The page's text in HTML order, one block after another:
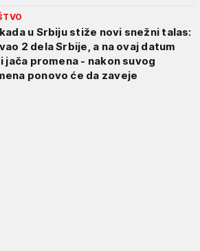
u Srbiju stiže novi snežni talas:
2 dela Srbije, a na ovaj datum
jača promena - nakon suvog
ponovo će da zaveje